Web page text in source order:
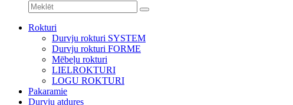
Rokturi
Durvju rokturi SYSTEM
Durvju rokturi FORME
Mēbeļu rokturi
LIELROKTURI
LOGU ROKTURI
Pakaramie
Durvju atdures